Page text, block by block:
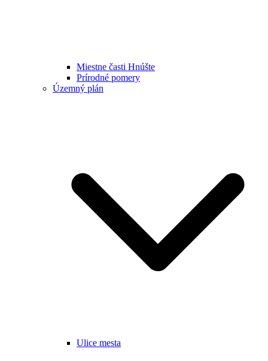
Miestne časti Hnúšte
Prírodné pomery
Územný plán
Ulice mesta